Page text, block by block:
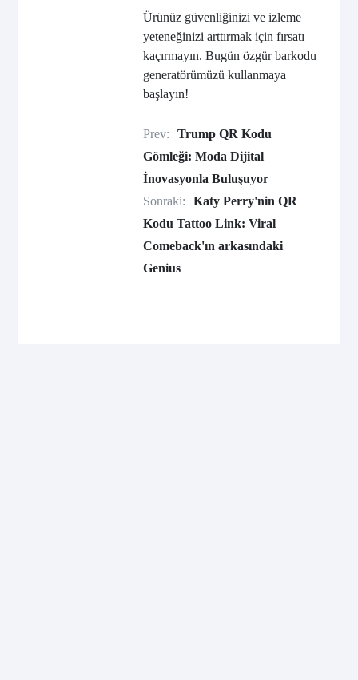
Ürünüz güvenliğinizi ve izleme
yeteneğinizi arttırmak için fırsatı
kaçırmayın. Bugün özgür barkodu
generatörümüzü kullanmaya
başlayın!
Prev:
Trump QR Kodu
Gömleği: Moda Dijital
İnovasyonla Buluşuyor
Sonraki:
Katy Perry'nin QR
Kodu Tattoo Link: Viral
Comeback'ın arkasındaki
Genius